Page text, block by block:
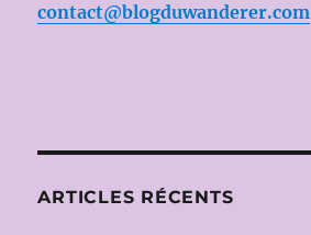
contact@blogduwanderer.com
ARTICLES RÉCENTS